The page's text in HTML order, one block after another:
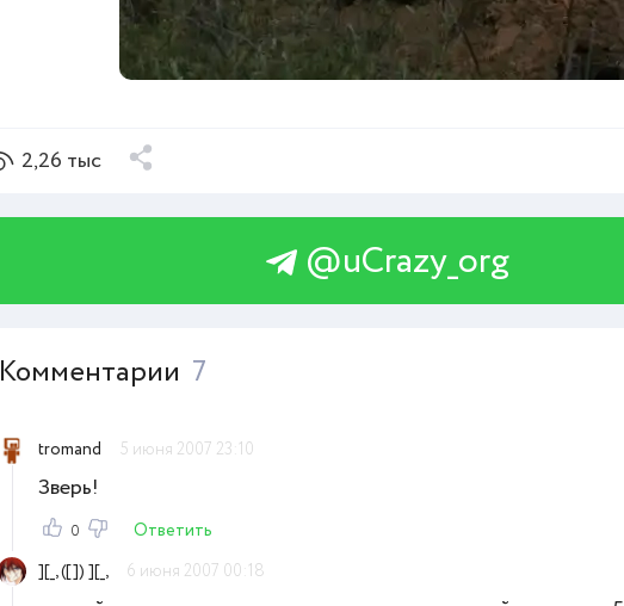
2,26 тыс
@uCrazy_org
Комментарии 7
tromand 5 июня 2007 23:10
Зверь!
0
Ответить
][_, ([]) ][_,
6 июня 2007 00:18